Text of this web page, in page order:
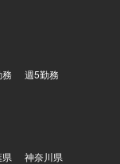
週5勤務
神奈川県